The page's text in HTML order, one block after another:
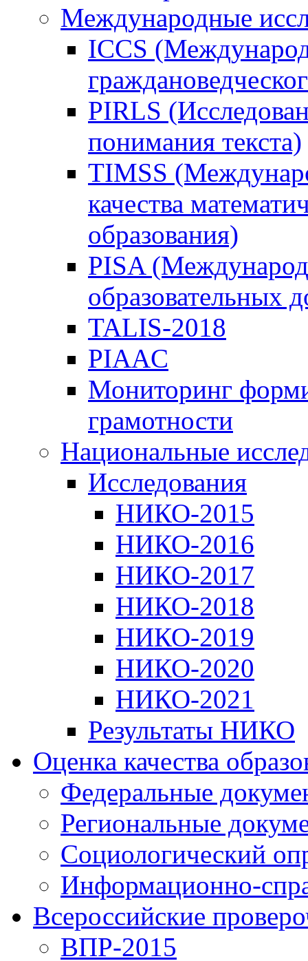
Международные
ICCS
PIRLS
понимания текста)
TIMSS
качества
образования)
PISA
образовательных
TALIS-2018
PIAAC
Мониторинг
грамотности
Национальные
Исследования
НИКО-2015
НИКО-2016
НИКО-2017
НИКО-2018
НИКО-2019
НИКО-2020
НИКО-2021
Результаты НИКО
Оценка качества
Федеральные
Региональные
Социологический
Информационно-
Всероссийские
ВПР-2015